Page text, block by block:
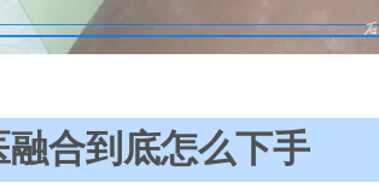
融合到底怎么下手